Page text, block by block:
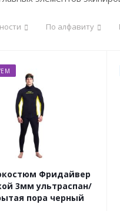
По алфавиту
Фридайвер
3мм ультраспан/
пора черный